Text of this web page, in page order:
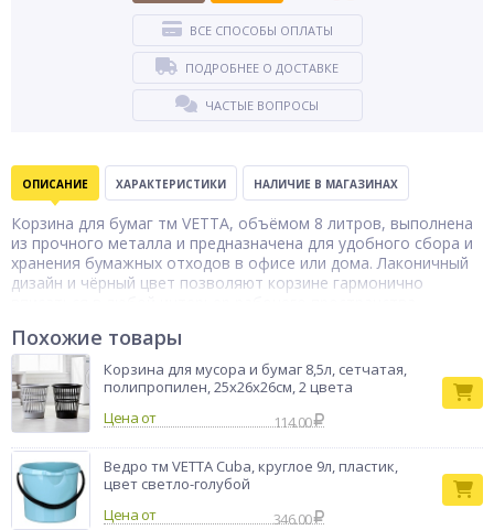
ВСЕ СПОСОБЫ ОПЛАТЫ
ПОДРОБНЕЕ О ДОСТАВКЕ
ЧАСТЫЕ ВОПРОСЫ
ОПИСАНИЕ ХАРАКТЕРИСТИКИ НАЛИЧИЕ В МАГАЗИНАХ
Корзина для бумаг тм VETTA, объёмом 8 литров, выполнена
из прочного металла и предназначена для удобного сбора и
хранения бумажных отходов в офисе или дома. Лаконичный
дизайн и чёрный цвет позволяют корзине гармонично
удобное размещение под столом или рядом с рабочим
местом, не занимая много пространства. Металлическая
конструкция отличается прочностью, устойчивостью к
деформации и длительным сроком службы.
Тип товара
Контейнер для
мусора
Бренд
VETTA
Похожие товары
Корзина для мусора и бумаг 8,5л, сетчатая,
полипропилен, 25х26х26см, 2 цвета
Цена от
114.00
Ведро тм VETTA Cuba, круглое 9л, пластик,
цвет светло-голубой
Цена от
346.00